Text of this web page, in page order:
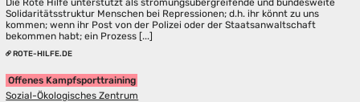
Die Rote Hilfe unterstützt als strömungsübergreifende und bundesweite
Solidaritätsstruktur Menschen bei Repressionen; d.h. ihr könnt zu uns
kommen; wenn ihr Post von der Polizei oder der Staatsanwaltschaft
bekommen habt; ein Prozess [...]
ROTE-HILFE.DE
Offenes Kampfsporttraining
Sozial-Ökologisches Zentrum